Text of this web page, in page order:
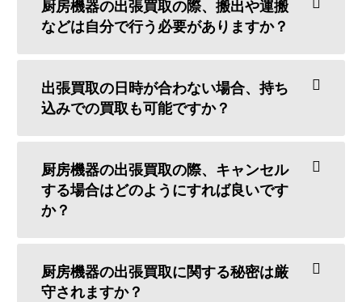
厨房機器の出張買取の際、搬出や運搬
などは自分で行う必要がありますか？
出張買取の日時が合わない場合、持ち
込みでの買取も可能ですか？
厨房機器の出張買取の際、キャンセル
する場合はどのようにすれば良いです
か？
厨房機器の出張買取に関する秘密は厳
守されますか？